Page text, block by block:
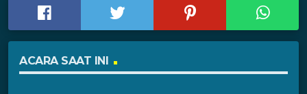
ACARA SAAT INI